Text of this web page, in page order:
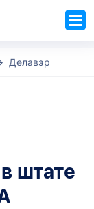
Делавэр
штате